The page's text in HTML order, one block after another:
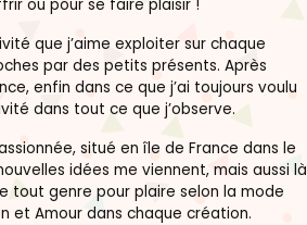
ou pour se faire plaisir !
que j’aime exploiter sur chaque
par des petits présents. Après
enfin dans ce que j’ai toujours voulu
dans tout ce que j’observe.
situé en île de France dans le
idées me viennent, mais aussi là
tout genre pour plaire selon la mode
et Amour dans chaque création.